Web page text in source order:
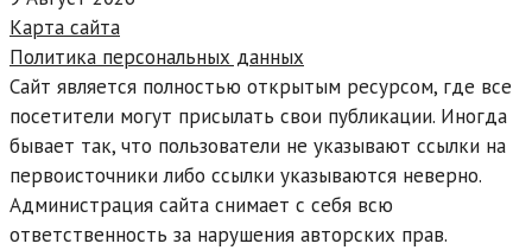
Карта сайта
Политика персональных данных
Сайт является полностью открытым ресурсом, где все
посетители могут присылать свои публикации. Иногда
бывает так, что пользователи не указывают ссылки на
первоисточники либо ссылки указываются неверно.
Администрация сайта снимает с себя всю
ответственность за нарушения авторских прав.